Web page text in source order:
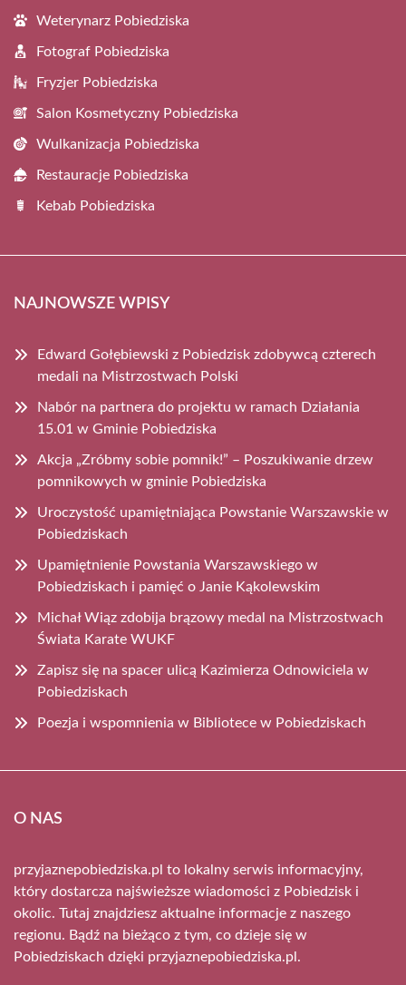
Weterynarz Pobiedziska
Fotograf Pobiedziska
Fryzjer Pobiedziska
Salon Kosmetyczny Pobiedziska
Wulkanizacja Pobiedziska
Restauracje Pobiedziska
Kebab Pobiedziska
NAJNOWSZE WPISY
Edward Gołębiewski z Pobiedzisk zdobywcą czterech
medali na Mistrzostwach Polski
Nabór na partnera do projektu w ramach Działania
15.01 w Gminie Pobiedziska
Akcja „Zróbmy sobie pomnik!” – Poszukiwanie drzew
pomnikowych w gminie Pobiedziska
Uroczystość upamiętniająca Powstanie Warszawskie w
Pobiedziskach
Upamiętnienie Powstania Warszawskiego w
Pobiedziskach i pamięć o Janie Kąkolewskim
Michał Wiąz zdobija brązowy medal na Mistrzostwach
Świata Karate WUKF
Zapisz się na spacer ulicą Kazimierza Odnowiciela w
Pobiedziskach
Poezja i wspomnienia w Bibliotece w Pobiedziskach
O NAS
przyjaznepobiedziska.pl to lokalny serwis informacyjny,
który dostarcza najświeższe wiadomości z Pobiedzisk i
okolic. Tutaj znajdziesz aktualne informacje z naszego
regionu. Bądź na bieżąco z tym, co dzieje się w
Pobiedziskach dzięki przyjaznepobiedziska.pl.